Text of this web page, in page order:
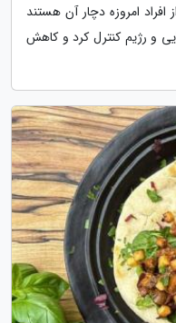
امروزه دچار آن هستند
و رژیم کنترل کرد و کاهش